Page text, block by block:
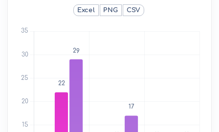
Excel PNG CSV